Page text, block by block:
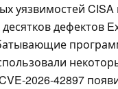
уязвимостей
дефектов
2026-42897